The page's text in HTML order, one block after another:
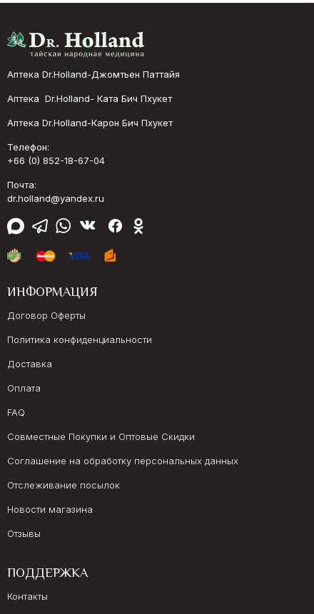
Аптека Dr.Holland-Джомтьен Паттайя
Аптека Dr.Holland- Ката Бич Пхукет
Аптека Dr.Holland-Карон Бич Пхукет
Телефон:
+66 (0) 852-18-67-04
Почта:
dr.holland@yandex.ru
ИНФОРМАЦИЯ
Договор Оферты
Политика конфиденциальности
Доставка
Оплата
FAQ
Совместные Покупки и Оптовые Скидки
Соглашение на обработку персональных данных
Отслеживание посылок
Новости магазина
Отзывы
ПОДДЕРЖКА
Контакты